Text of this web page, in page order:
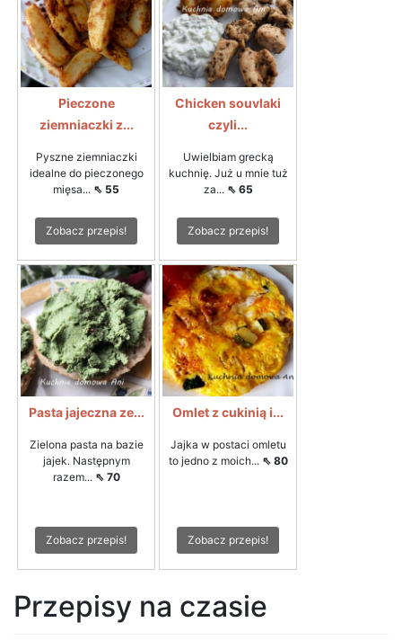
Pieczone
ziemniaczki z...
Pyszne ziemniaczki
idealne do pieczonego
mięsa... ⇖ 55
Zobacz przepis!
Chicken souvlaki
czyli...
Uwielbiam grecką
kuchnię. Już u mnie tuż
za... ⇖ 65
Zobacz przepis!
Pasta jajeczna ze...
Zielona pasta na bazie
jajek. Następnym
razem... ⇖ 70
Zobacz przepis!
Omlet z cukinią i...
Jajka w postaci omletu
to jedno z moich... ⇖ 80
Zobacz przepis!
Przepisy na czasie